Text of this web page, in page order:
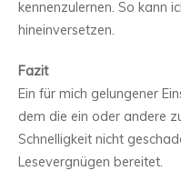
kennenzulernen. So kann
hineinversetzen.
Fazit
Ein für mich gelungener
dem die ein oder andere
Schnelligkeit nicht
Lesevergnügen bereitet.